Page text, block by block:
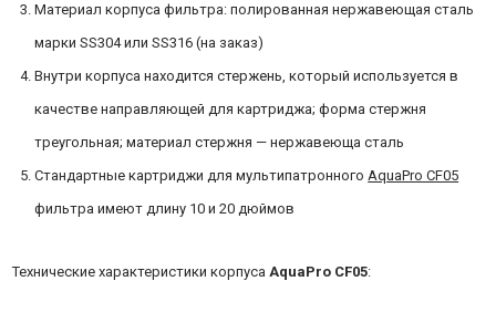
Материал корпуса фильтра: полированная нержавеющая сталь
марки SS304 или SS316 (на заказ)
Внутри корпуса находится стержень, который используется в
качестве направляющей для картриджа; форма стержня
треугольная; материал стержня — нержавеюща сталь
Стандартные картриджи для мультипатронногоAquaPro CF05
фильтра имеют длину 10 и 20 дюймов
Технические характеристики корпусаAquaPro CF05: